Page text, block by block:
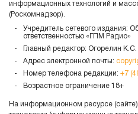
информационных технологий и
(Роскомнадзор).
Учредитель сетевого издания:
ответственностью «ГПМ Радио»
Главный редактор: Огорелин К.С.
Адрес электронной почты:
Номер телефона редакции: +7
Возрастное ограничение 18+
На информационном ресурсе